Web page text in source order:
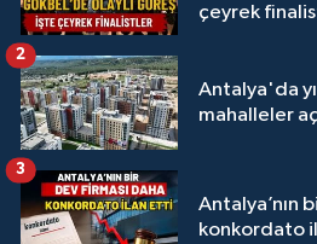
çeyrek
Antalya'da
mahalleler
2
Antalya’nın
konkordato
3